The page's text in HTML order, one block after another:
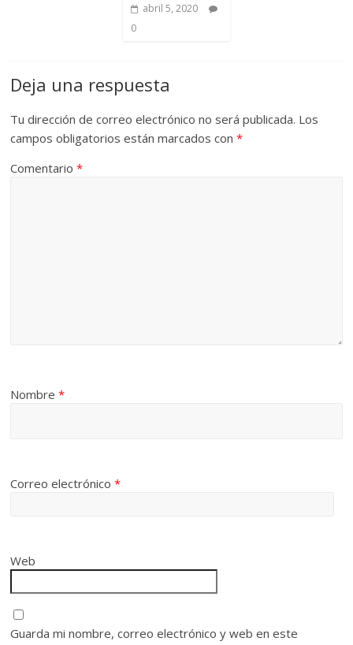
abril 5, 2020
0
Deja una respuesta
Tu dirección de correo electrónico no será publicada. Los
campos obligatorios están marcados con*
Comentario*
Nombre*
Correo electrónico*
Web
Guarda mi nombre, correo electrónico y web en este